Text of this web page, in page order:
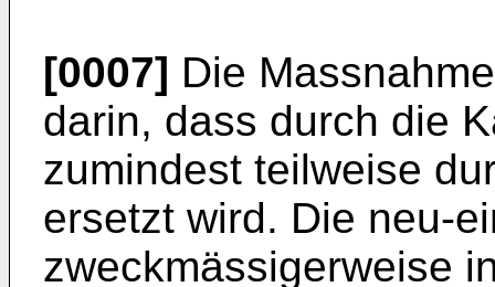
[0007] Die
darin, dass durch die
zumindest teilweise
ersetzt wird. Die neu-
zweckmässigerweise